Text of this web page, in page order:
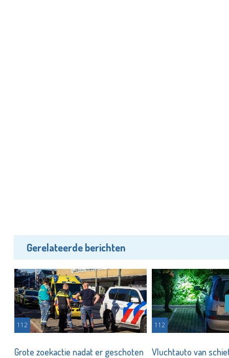
Gerelateerde berichten
112
Grote zoekactie nadat er geschoten
112
Vluchtauto van